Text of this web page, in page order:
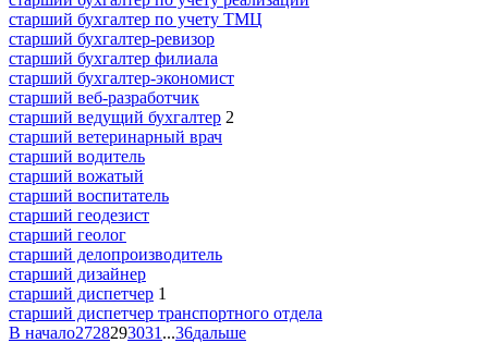
старший бухгалтер по учету ТМЦ
старший бухгалтер-ревизор
старший бухгалтер филиала
старший бухгалтер-экономист
старший веб-разработчик
старший ведущий бухгалтер 2
старший ветеринарный врач
старший водитель
старший вожатый
старший воспитатель
старший геодезист
старший геолог
старший делопроизводитель
старший дизайнер
старший диспетчер 1
старший диспетчер транспортного отдела
В начало2728293031 ...36дальше